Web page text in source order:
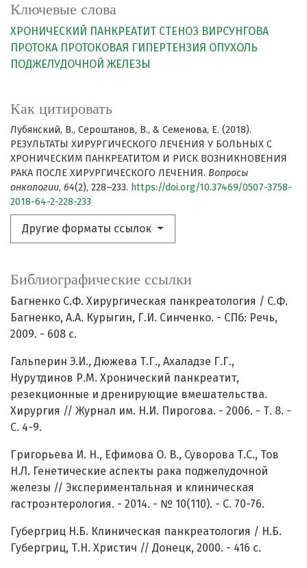
Ключевые слова
ХРОНИЧЕСКИЙ ПАНКРЕАТИТ СТЕНОЗ ВИРСУНГОВА
ПРОТОКА ПРОТОКОВАЯ ГИПЕРТЕНЗИЯ ОПУХОЛЬ
ПОДЖЕЛУДОЧНОЙ ЖЕЛЕЗЫ
Как цитировать
Лубянский, В., Сероштанов, В., & Семенова, Е. (2018).
РЕЗУЛЬТАТЫ ХИРУРГИЧЕСКОГО ЛЕЧЕНИЯ У БОЛЬНЫХ С
ХРОНИЧЕСКИМ ПАНКРЕАТИТОМ И РИСК ВОЗНИКНОВЕНИЯ
РАКА ПОСЛЕ ХИРУРГИЧЕСКОГО ЛЕЧЕНИЯ. Вопросы
онкологии, 64(2), 228–233. https://doi.org/10.37469/0507-3758-
2018-64-2-228-233
Другие форматы ссылок
Библиографические ссылки
Багненко С.Ф. Хирургическая панкреатология / С.Ф.
Багненко, А.А. Курыгин, Г.И. Синченко. - СПб: Речь,
2009. - 608 с.
Гальперин Э.И., Дюжева Т.Г., Ахаладзе Г.Г.,
Нурутдинов Р.М. Хронический панкреатит,
резекционные и дренирующие вмешательства.
Хирургия // Журнал им. Н.И. Пирогова. - 2006. - Т. 8. -
С. 4-9.
Григорьева И. Н., Ефимова О. В., Суворова Т.С., Тов
Н.Л. Генетические аспекты рака поджелудочной
железы // Экспериментальная и клиническая
гастроэнтерология. - 2014. - № 10(110). - С. 70-76.
Губергриц Н.Б. Клиническая панкреатология / Н.Б.
Губергриц, Т.Н. Христич // Донецк, 2000. - 416 с.